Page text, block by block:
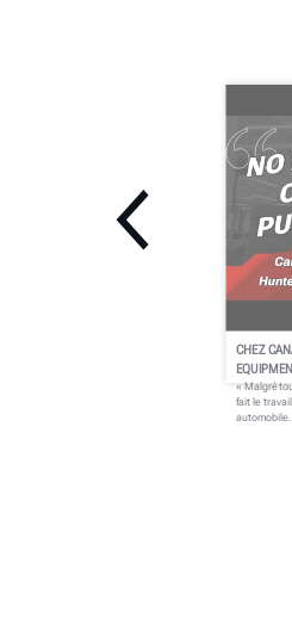
CHEZ
« Malgré
fait le travail
automobile.